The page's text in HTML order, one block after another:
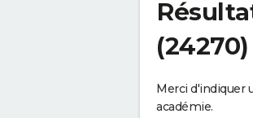
Merci d'indiquer
académie.